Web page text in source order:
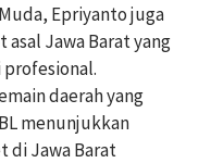
Epriyanto juga
Jawa Barat yang
daerah yang
menunjukkan
di Jawa Barat